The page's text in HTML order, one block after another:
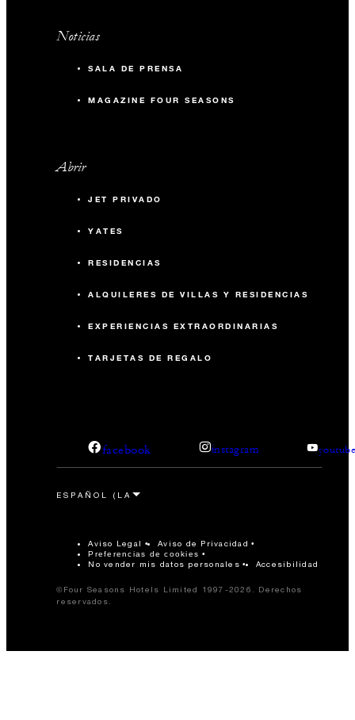
Noticias
SALA DE PRENSA
MAGAZINE FOUR SEASONS
Abrir
JET PRIVADO
YATES
RESIDENCIAS
ALQUILERES DE VILLAS Y RESIDENCIAS
EXPERIENCIAS EXTRAORDINARIAS
TARJETAS DE REGALO
facebook instagram
Aviso Legal Aviso de Privacidad
Preferencias de cookies
No vender mis datos personales Accesibilidad
©Four Seasons Hotels Limited 1997-2026. Derechos
reservados.